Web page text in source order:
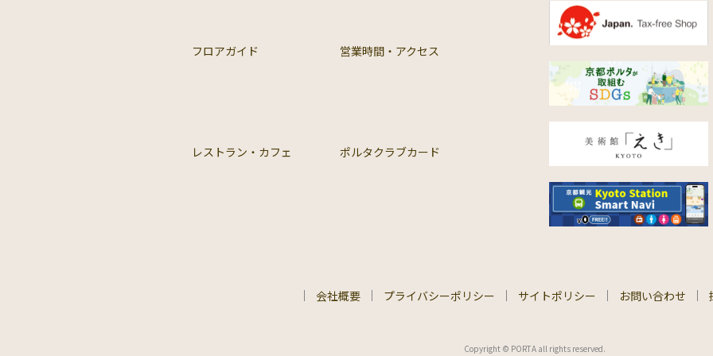
フロアガイド 営業時間・アクセス
レストラン・カフェ ポルタクラブカード
会社概要 プライバシーポリシー サイトポリシー お問い合わせ
Copyright © PORTA all rights reserved.